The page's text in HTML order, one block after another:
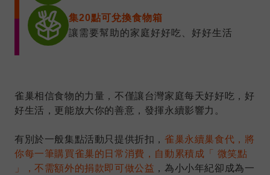
集20點可兌換食物箱
讓需要幫助的家庭好好吃、好好生活
雀巢相信食物的力量，不僅讓台灣家庭每天好好吃，好
好生活，更能放大你的善意，發揮永續影響力。
有別於一般集點活動只提供折扣，雀巢永續巢食代，將
你每一筆購買雀巢的日常消費，自動累積成「 微笑點
」，不需額外的捐款即可做公益 ，為小小年紀卻成為一